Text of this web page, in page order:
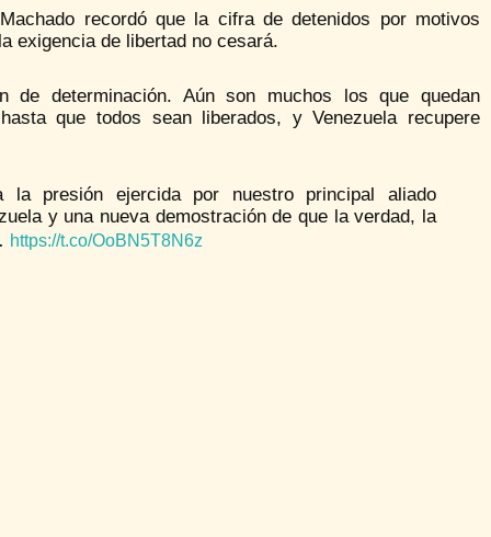
recordó que la cifra de detenidos por motivos
exigencia de libertad no cesará.
de determinación. Aún son muchos los que quedan
que todos sean liberados, y Venezuela recupere
presión ejercida por nuestro principal aliado
y una nueva demostración de que la verdad, la
https://t.co/OoBN5T8N6z